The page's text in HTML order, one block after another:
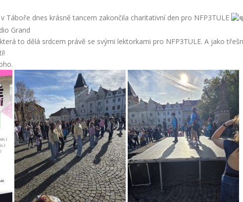
Táboře dnes krásně tancem zakončila charitativní den pro NFP3TULE
Grand
to dělá srdcem právě se svými lektorkami pro NFP3TULE. A jako